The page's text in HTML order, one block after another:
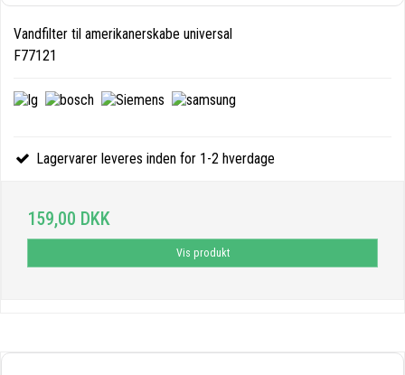
Vandfilter til amerikanerskabe universal
F77121
Lagervarer leveres inden for 1-2 hverdage
159,00 DKK
Vis produkt